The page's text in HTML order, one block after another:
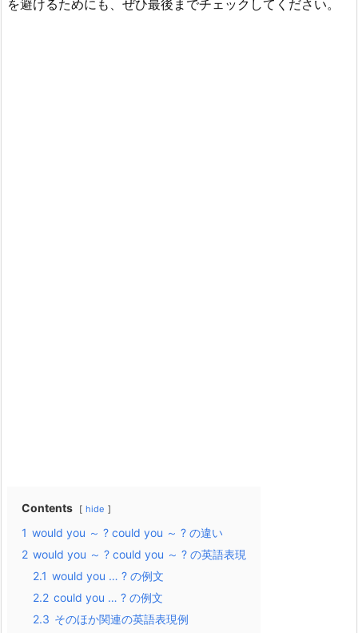
を避けるためにも、ぜひ最後までチェックしてください。
Contents hide
1 would you ～ ? could you ～ ? の違い
2 would you ～ ? could you ～ ? の英語表現
2.1 would you … ? の例文
2.2 could you … ? の例文
2.3 そのほか関連の英語表現例